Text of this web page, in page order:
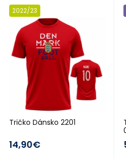
2022/23
Tričko Dánsko 2201
14,90€